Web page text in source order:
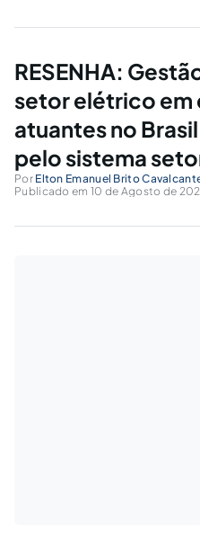
RESENHA:
setor elétrico em
atuantes no
pelo sistema
Por Elton Emanuel Brito
Publicado em 10 de Agosto de 2022